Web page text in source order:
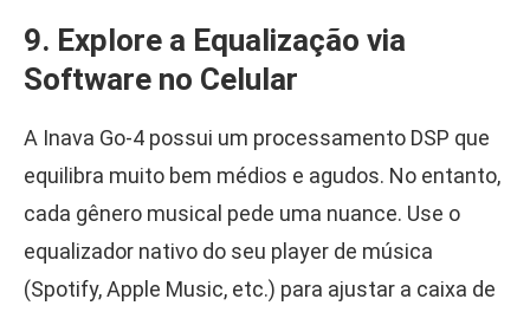
9. Explore a Equalização via
Software no Celular
A Inava Go-4 possui um processamento DSP que
equilibra muito bem médios e agudos. No entanto,
cada gênero musical pede uma nuance. Use o
equalizador nativo do seu player de música
(Spotify, Apple Music, etc.) para ajustar a caixa de